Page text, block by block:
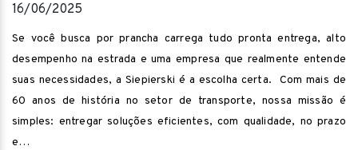
16/06/2025
Se você busca por prancha carrega tudo pronta entrega, alto
desempenho na estrada e uma empresa que realmente entende
suas necessidades, a Siepierski é a escolha certa. Com mais de
60 anos de história no setor de transporte, nossa missão é
simples: entregar soluções eficientes, com qualidade, no prazo
e…